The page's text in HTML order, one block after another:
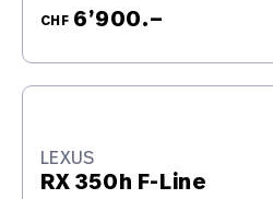
CHF 6’900.–
LEXUS
RX 350h F-Line